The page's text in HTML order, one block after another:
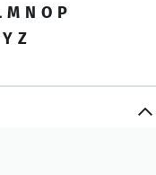
M N O P
Y Z